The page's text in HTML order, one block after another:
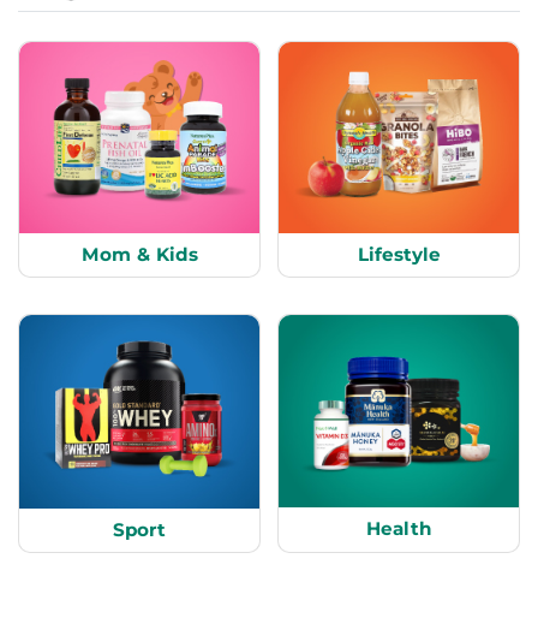
Mom & Kids Lifestyle
Sport Health